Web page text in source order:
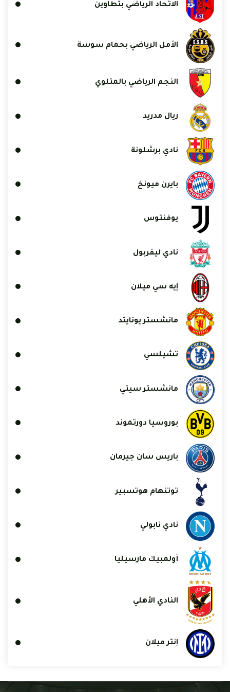
الاتحاد الرياضي بتطاوين
الأمل الرياضي بحمام سوسة
النجم الرياضي بالمتلوي
ريال مدريد
نادي برشلونة
بايرن ميونخ
يوفنتوس
نادي ليفربول
إيه سي ميلان
مانشستر يونايتد
تشيلسي
مانشستر سيتي
بوروسيا دورتموند
باريس سان جيرمان
توتنهام هوتسبير
نادي نابولي
أولمبيك مارسيليا
النادي الأهلي
إنتر ميلان